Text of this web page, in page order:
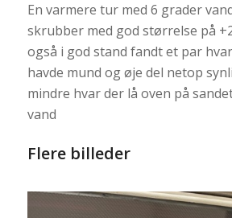
En varmere tur med 6 grader
skrubber med god størrelse på
også i god stand fandt et par
havde mund og øje del netop
mindre hvar der lå oven på
vand
Flere billeder